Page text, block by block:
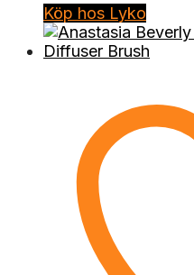
Köp hos Lyko